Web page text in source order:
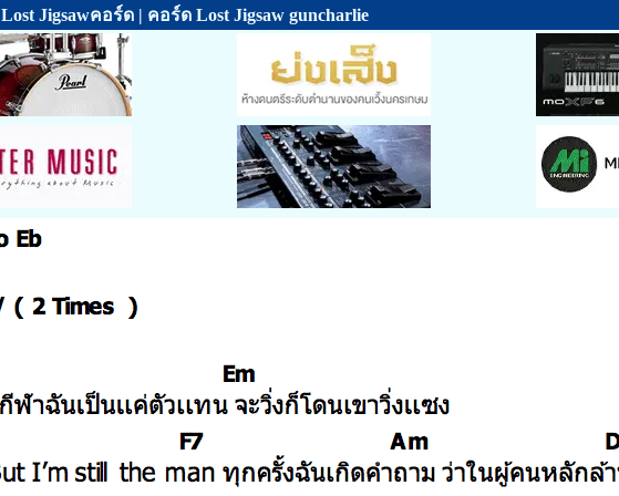
Lost Jigsawคอร์ด | คอร์ด Lost Jigsaw guncharlie